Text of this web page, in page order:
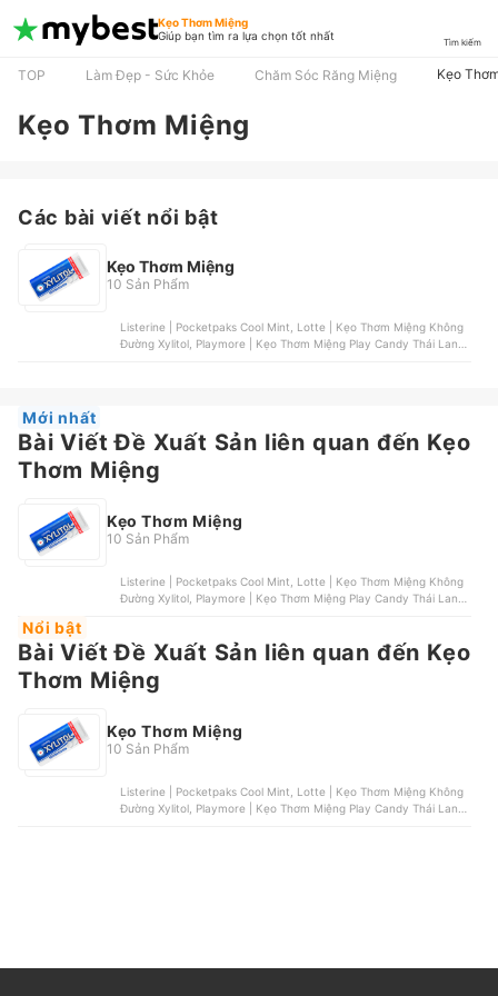
Kẹo Thơm Miệng
Giúp bạn tìm ra lựa chọn tốt nhất
Tìm kiếm
TOP Làm Đẹp - Sức Khỏe Chăm Sóc Răng Miệng Kẹo
Kẹo Thơm Miệng
Các bài viết nổi bật
Kẹo Thơm Miệng
10 Sản Phẩm
Listerine | Pocketpaks Cool Mint, Lotte | Kẹo Thơm Miệng Không
Đường Xylitol, Playmore | Kẹo Thơm Miệng Play Candy Thái Lan,
Mới nhất
Bài Viết Đề Xuất Sản liên quan đến Kẹo
Thơm Miệng
Kẹo Thơm Miệng
10 Sản Phẩm
Listerine | Pocketpaks Cool Mint, Lotte | Kẹo Thơm Miệng Không
Đường Xylitol, Playmore | Kẹo Thơm Miệng Play Candy Thái Lan,
Nổi bật
Bài Viết Đề Xuất Sản liên quan đến Kẹo
Thơm Miệng
Kẹo Thơm Miệng
10 Sản Phẩm
Listerine | Pocketpaks Cool Mint, Lotte | Kẹo Thơm Miệng Không
Đường Xylitol, Playmore | Kẹo Thơm Miệng Play Candy Thái Lan,